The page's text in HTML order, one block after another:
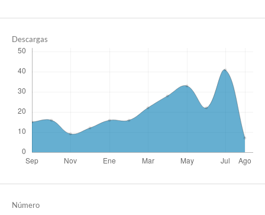
Descargas
Número